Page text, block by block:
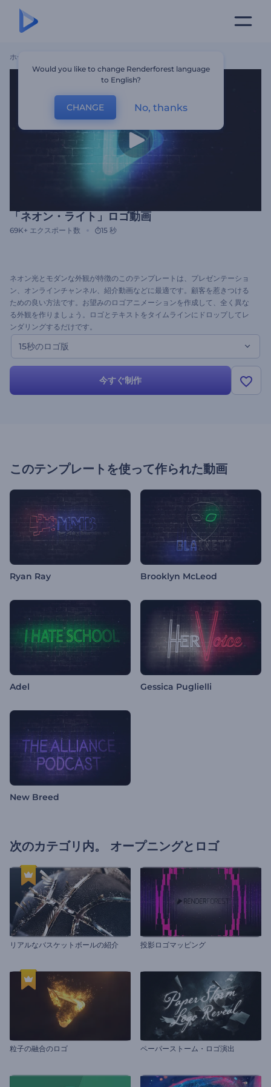
ホーム
「ネオン・ライト」ロゴ動画
69K+ エクスポート数 15 秒
ネオン光とモダンな外観が特徴のこのテンプレートは、プレゼンテーショ
ン、オンラインチャンネル、紹介動画などに最適です。顧客を惹きつける
ための良い方法です。お望みのロゴアニメーションを作成して、全く異な
る外観を作りましょう。ロゴとテキストをタイムラインにドロップしてレ
ンダリングするだけです。
15秒のロゴ版
今すぐ制作
このテンプレートを使って作られた動画
Ryan Ray Brooklyn McLeod
Adel Gessica Puglielli
New Breed
次のカテゴリ内。 オープニングとロゴ
リアルなバスケットボールの紹介 投影ロゴマッピング
粒子の融合のロゴ ペーパーストーム・ロゴ演出
Would you like to change Renderforest language
to English?
CHANGE No, thanks